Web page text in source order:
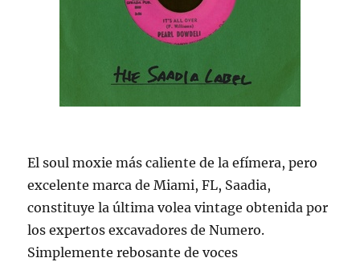
El soul moxie más caliente de la efímera, pero
excelente marca de Miami, FL, Saadia,
constituye la última volea vintage obtenida por
los expertos excavadores de Numero.
Simplemente rebosante de voces